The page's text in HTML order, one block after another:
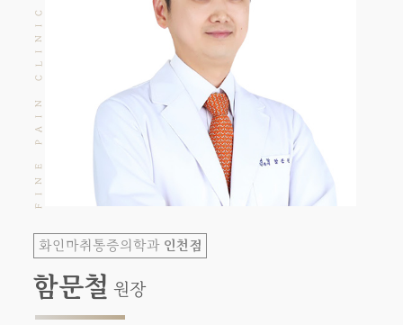
F
INE
P
AIN
C
LINIC
화인마취통증의학과 인천점
함문철 원장